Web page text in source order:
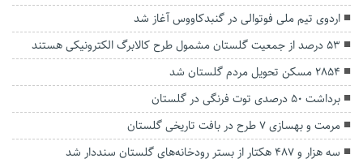
اردوی تیم ملی فوتوالی در گنبدکاووس آغاز شد
۵۳ درصد از جمعیت گلستان مشمول طرح کالابرگ الکترونیکی هستند
۲۸۵۴ مسکن تحویل مردم گلستان شد
برداشت ۵۰ درصدی توت فرنگی در گلستان
مرمت و بهسازی ۷ طرح در بافت تاریخی گلستان
سه هزار و ۴۸۷ هکتار از بستر رودخانه‌های گلستان سنددار شد